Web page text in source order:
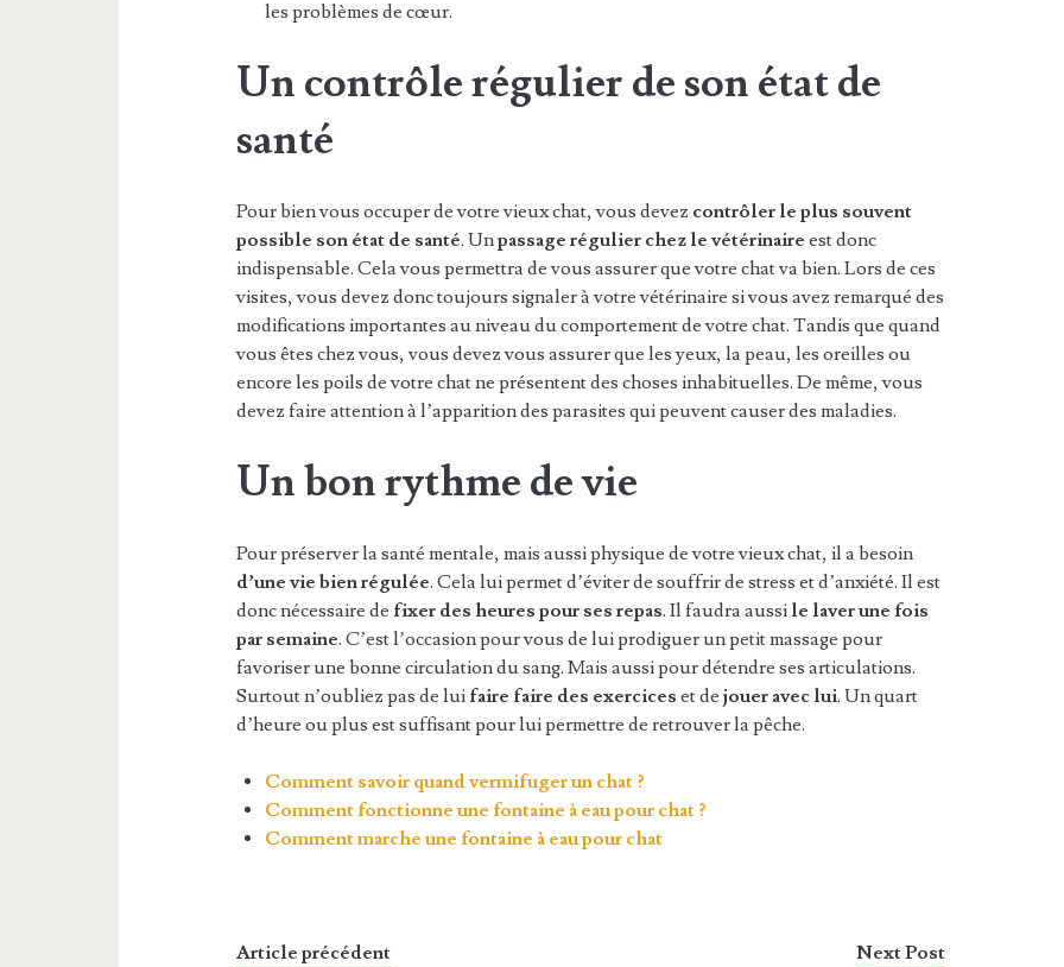
les problèmes de cœur.
Un contrôle régulier de son état de
santé
Pour bien vous occuper de votre vieux chat, vous devez contrôler le plus souvent
possible son état de santé. Unpassage régulier chez le vétérinaire est donc
indispensable. Cela vous permettra de vous assurer que votre chat va bien. Lors de ces
visites, vous devez donc toujours signaler à votre vétérinaire si vous avez remarqué des
modifications importantes au niveau du comportement de votre chat. Tandis que quand
vous êtes chez vous, vous devez vous assurer que les yeux, la peau, les oreilles ou
encore les poils de votre chat ne présentent des choses inhabituelles. De même, vous
devez faire attention à l’apparition des parasites qui peuvent causer des maladies.
Un bon rythme de vie
Pour préserver la santé mentale, mais aussi physique de votre vieux chat, il a besoin
d’une vie bien régulée. Cela lui permet d’éviter de souffrir de stress et d’anxiété. Il est
donc nécessaire de fixer des heures pour ses repas. Il faudra aussi le laver une fois
par semaine. C’est l’occasion pour vous de lui prodiguer un petit massage pour
favoriser une bonne circulation du sang. Mais aussi pour détendre ses articulations.
Surtout n’oubliez pas de lui faire faire des exercices et dejouer avec lui. Un quart
d’heure ou plus est suffisant pour lui permettre de retrouver la pêche.
Comment savoir quand vermifuger un chat ?
Comment fonctionne une fontaine à eau pour chat ?
Comment marche une fontaine à eau pour chat
Article précédent
Next Post